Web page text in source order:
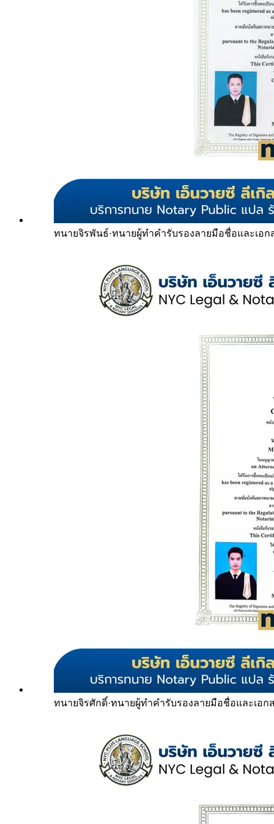
ทนายจิรพันธ์·ทนายผู้ทำคำรับรองลายมือชื่อและเอก
ทนายจิรศักดิ์·ทนายผู้ทำคำรับรองลายมือชื่อและเอก